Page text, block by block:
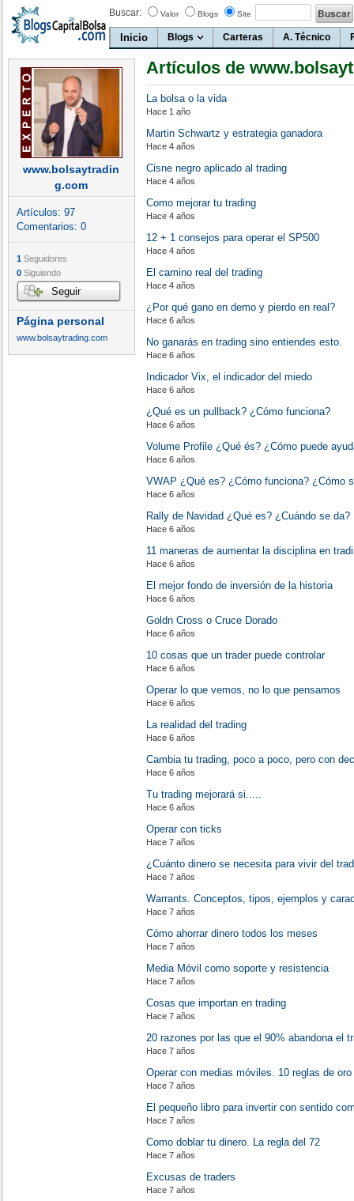
Buscar: Valor Blogs Site
Inicio Blogs Carteras A. Técnico
www.bolsaytradin
g.com
Artículos: 97
Comentarios: 0
1 Seguidores
0 Siguiendo
Seguir
Página personal
www.bolsaytrading.com
Artículos de
La bolsa o la vida
Hace 1 año
Martin Schwartz y estrategia ganadora
Hace 4 años
Cisne negro aplicado al trading
Hace 4 años
Como mejorar tu trading
Hace 4 años
12 + 1 consejos para operar el SP500
Hace 4 años
El camino real del trading
Hace 4 años
¿Por qué gano en demo y pierdo en real?
Hace 6 años
No ganarás en trading sino entiendes esto.
Hace 6 años
Indicador Vix, el indicador del miedo
Hace 6 años
¿Qué es un pullback? ¿Cómo funciona?
Hace 6 años
Volume Profile ¿Qué és? ¿Cómo puede
Hace 6 años
VWAP ¿Qué es? ¿Cómo funciona? ¿Cómo
Hace 6 años
Rally de Navidad ¿Qué es? ¿Cuándo se da?
Hace 6 años
11 maneras de aumentar la disciplina en
Hace 6 años
El mejor fondo de inversión de la historia
Hace 6 años
Goldn Cross o Cruce Dorado
Hace 6 años
10 cosas que un trader puede controlar
Hace 6 años
Operar lo que vemos, no lo que pensamos
Hace 6 años
La realidad del trading
Hace 6 años
Cambia tu trading, poco a poco, pero con
Hace 6 años
Tu trading mejorará si.....
Hace 6 años
Operar con ticks
Hace 7 años
¿Cuánto dinero se necesita para vivir del
Hace 7 años
Warrants. Conceptos, tipos, ejemplos y
Hace 7 años
Cómo ahorrar dinero todos los meses
Hace 7 años
Media Móvil como soporte y resistencia
Hace 7 años
Cosas que importan en trading
Hace 7 años
20 razones por las que el 90% abandona el
Hace 7 años
Operar con medias móviles. 10 reglas de oro
Hace 7 años
El pequeño libro para invertir con sentido
Hace 7 años
Como doblar tu dinero. La regla del 72
Hace 7 años
Excusas de traders
Hace 7 años